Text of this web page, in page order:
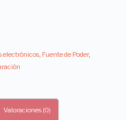
electrónicos, Fuente de Poder,
Valoraciones (0)